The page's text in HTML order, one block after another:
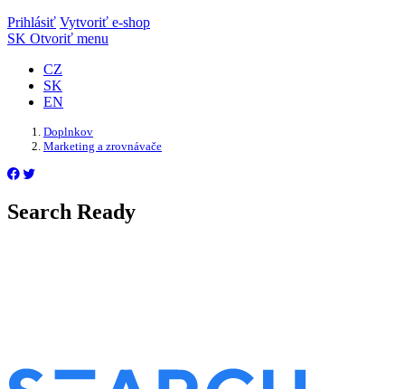
Prihlásiť Vytvoriť e-shop
SK Otvoriť menu
CZ
SK
EN
Doplnkov
Marketing a zrovnávače
Search Ready